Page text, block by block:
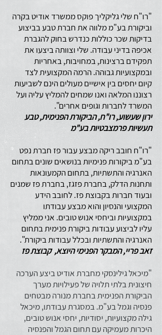
"רו"ח שלי גליקליך פוקס ממשרד אודיט בקרה
וביקורת בע"מ מלווה את חברת טבע בביצוע
בדיקות שכר כוללות כנדרש בחוק להגברת
אכיפה בדיני עבודה. שלי וצוותה ביצעו את
תפקידם ברצינות, במחויבות, באחריות
ובמקצועיות גבוהה. הרמה המקצועית לצד
קיום יחסים בין אישיים מעולים הינם לשביעות
רצוננו המלאה ואנו שמחים להמליץ עליה ועל
המשרד לחברות וגופים אחרים".
ירון שעשוע, רו"ח, הביקורת הפנימית, טבע
תעשיות פרמצבטיות בע"מ
"רו"ח חובב ריקה מבצע עבור פז חברת נפט
בע"מ ביקורות פנימיות בנושאים שונים בתחום
האנרגיה והתשתיות, בתחום הקמעונאות
ותחנות הדלק, בחברת פזגז, בחברת פז שמנים
ובעוד חברות בקבוצת פז. לחובב הידע
המקצועי והנסיון והוא מבצע עבודתו
במקצועיות וביחסי אנוש טובים. אני ממליץ
עליו לביצוע עבודות ביקורת פנימית בתחום
האנרגיה והתשתיות ובכלל עבודות ביקורת".
זאב פריי, המבקר הפנימי היוצא, קבוצת פז
"מיכאל גילינסקי מחברת אודיט ביצע הערכה
חיצונית בלתי תלויה של פעילויות מערך
הביקורת הפנימית בחברת מנורה מבטחים
פנסיה וגמל בע"מ.במסגרת עבודתו, מיכאל
גילה מקצועיות, יסודיות, יחסי אנוש טובים,
היכרות מעמיקה עם תחום הגמל והפנסיה